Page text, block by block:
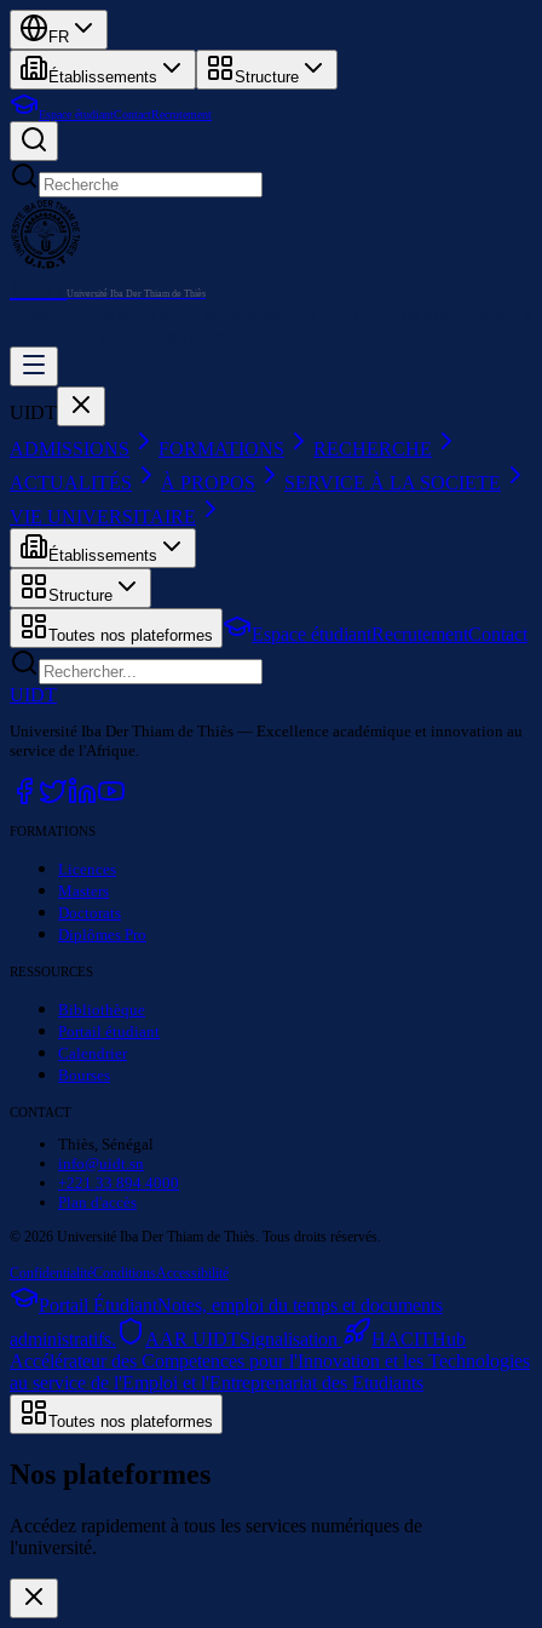
FR
Établissements Structure
Espace étudiantContactRecrutement
Université Iba Der Thiam de Thiès
UIDT
ADMISSIONS
FORMATIONS
RECHERCHE
ACTUALITÉS
À PROPOS
SERVICE À LA SOCIETE
VIE UNIVERSITAIRE
Établissements
Structure
Toutes nos plateformes Espace étudiantRecrutementContact
UIDT
Université Iba Der Thiam de Thiès — Excellence académique et innovation au
service de l'Afrique.
FORMATIONS
Licences
Masters
Doctorats
Diplômes Pro
RESSOURCES
Bibliothèque
Portail étudiant
Calendrier
Bourses
CONTACT
Thiès, Sénégal
info@uidt.sn
+221 33 894 4000
Plan d'accès
© 2026 Université Iba Der Thiam de Thiès. Tous droits réservés.
ConfidentialitéConditionsAccessibilité
Portail ÉtudiantNotes, emploi du temps et documents
administratifs.
AAR UIDTSignalisation HACITHub
Accélérateur des Competences pour l'Innovation et les Technologies
au service de l'Emploi et l'Entreprenariat des Etudiants
Toutes nos plateformes
Nos plateformes
Accédez rapidement à tous les services numériques de
l'université.